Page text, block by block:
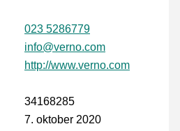
023 5286779
info@verno.com
http://www.verno.com
34168285
7. oktober 2020